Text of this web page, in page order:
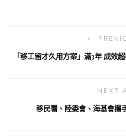
「移工留才久用方案」滿3年 成效
NEXT
移民署、陸委會、海基會攜